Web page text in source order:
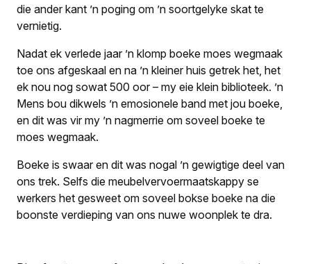
die ander kant ’n poging om ’n soortgelyke skat te
vernietig.
Nadat ek verlede jaar ’n klomp boeke moes wegmaak
toe ons afgeskaal en na ’n kleiner huis getrek het, het
ek nou nog sowat 500 oor – my eie klein biblioteek. ’n
Mens bou dikwels ’n emosionele band met jou boeke,
en dit was vir my ’n nagmerrie om soveel boeke te
moes wegmaak.
Boeke is swaar en dit was nogal ’n gewigtige deel van
ons trek. Selfs die meubelvervoermaatskappy se
werkers het gesweet om soveel bokse boeke na die
boonste verdieping van ons nuwe woonplek te dra.